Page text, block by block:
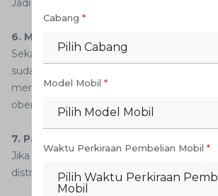
Jadi Anda perlu mencari tonjolannya
6. Mengecek Celah Platina
Sekarang saatnya kembali mengecek
sudah pas dengan ukuran yang diminta,
mengencengkan baut kembali.
obeng plus untuk bagian ini.
7. Pasang Tutup Distributor
Jika sudah selesai, Anda bisa memasang
distributor yang biasa disebut sebagai
Cabang *
Pilih Cabang
Model Mobil *
Pilih Model Mobil
Waktu Perkiraan Pembelian Mobil *
Pilih Waktu Perkiraan
Mobil